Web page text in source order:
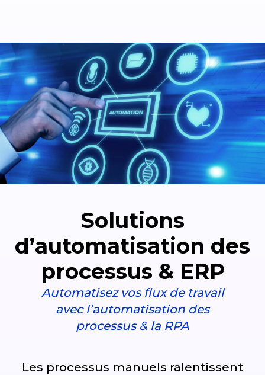
Solutions
d’automatisation des
processus & ERP
Automatisez vos flux de travail
avec l’automatisation des
processus & la RPA
Les processus manuels ralentissent